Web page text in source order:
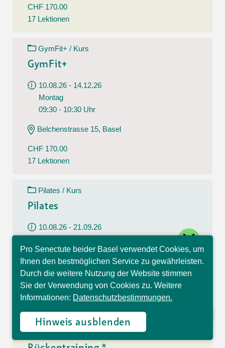
CHF 170.00
17 Lektionen
GymFit+ / Kurs
GymFit+
10.08.26 - 14.12.26
Montag
09:30 - 10:30 Uhr
Belchenstrasse 15, Basel
CHF 170.00
17 Lektionen
Pilates / Kurs
Pilates
10.08.26 - 21.09.26
09:30 - 10:30 Uhr
Im Westfeld 6, Basel
CHF 140.00
7 Lektionen
Rückentraining / Kurs
Pro Senectute beider Basel verwendet Cookies, um
Ihnen den bestmöglichen Service zu gewährleisten.
Durch die weitere Nutzung der Website stimmen
Sie der Verwendung von Cookies zu. Weitere
Informationen: Datenschutzbestimmungen.
Hinweis ausblenden
Hallo, ich bin Sophia und
beantworte gerne Ihre
Fragen.
close